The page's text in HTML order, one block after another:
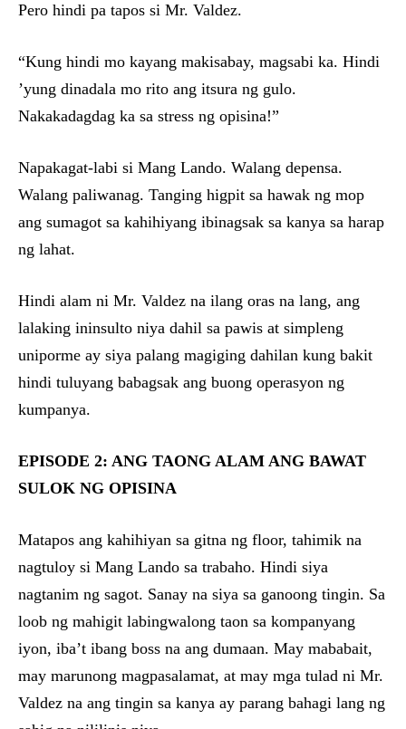
Pero hindi pa tapos si Mr. Valdez.
“Kung hindi mo kayang makisabay, magsabi ka. Hindi
’yung dinadala mo rito ang itsura ng gulo.
Nakakadagdag ka sa stress ng opisina!”
Napakagat-labi si Mang Lando. Walang depensa.
Walang paliwanag. Tanging higpit sa hawak ng mop
ang sumagot sa kahihiyang ibinagsak sa kanya sa harap
ng lahat.
Hindi alam ni Mr. Valdez na ilang oras na lang, ang
lalaking ininsulto niya dahil sa pawis at simpleng
uniporme ay siya palang magiging dahilan kung bakit
hindi tuluyang babagsak ang buong operasyon ng
kumpanya.
EPISODE 2: ANG TAONG ALAM ANG BAWAT
SULOK NG OPISINA
Matapos ang kahihiyan sa gitna ng floor, tahimik na
nagtuloy si Mang Lando sa trabaho. Hindi siya
nagtanim ng sagot. Sanay na siya sa ganoong tingin. Sa
loob ng mahigit labingwalong taon sa kompanyang
iyon, iba’t ibang boss na ang dumaan. May mababait,
may marunong magpasalamat, at may mga tulad ni Mr.
Valdez na ang tingin sa kanya ay parang bahagi lang ng